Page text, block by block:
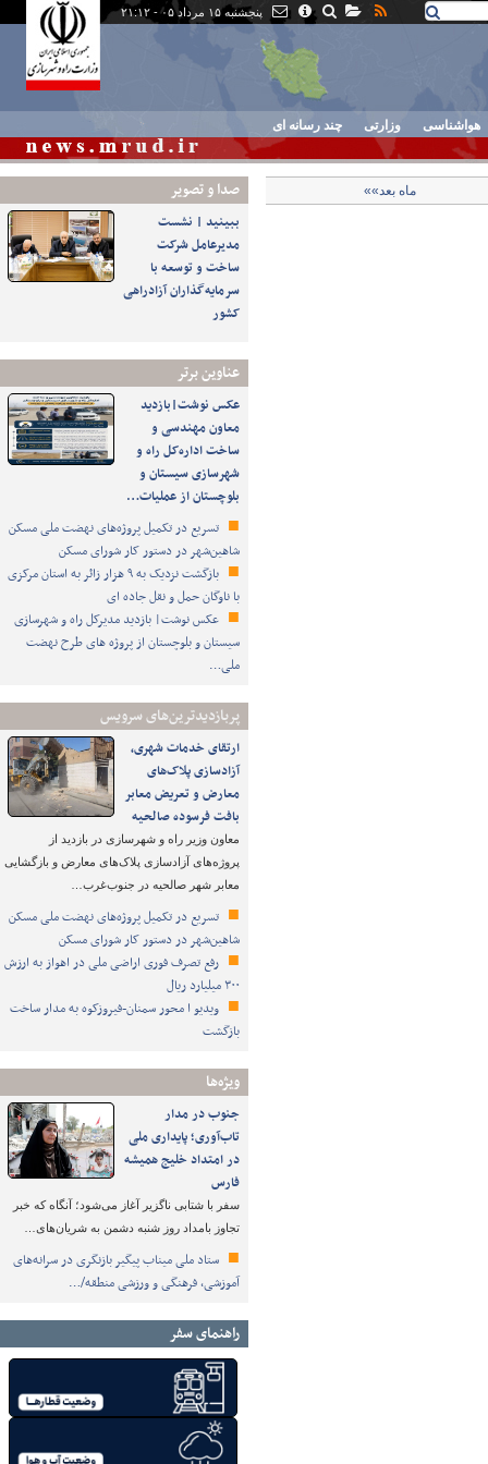
پنجشنبه ۱۵ مرداد ۰۵ - ۲۱:۱۲
هواشناسی وزارتی چند رسانه ای
صدا و تصوير
ببینید | نشست
مدیرعامل شرکت
ساخت و توسعه با
سرمایه‌گذاران آزادراهی
کشور
عناوین برتر
عکس نوشت|بازدید
معاون مهندسی و
ساخت اداره‌کل راه و
شهرسازی سیستان و
بلوچستان از عملیات…
تسریع در تکمیل پروژه‌های نهضت ملی مسکن
شاهین‌شهر در دستور کار شورای مسکن
بازگشت نزدیک به ۹ هزار زائر به استان مرکزی
با ناوگان حمل و نقل جاده ای
عکس نوشت| بازدید مدیرکل راه و شهرسازی
سیستان و بلوچستان از پروژه های طرح نهضت
ملی…
پربازدیدترین‌های سرویس
ارتقای خدمات شهری،
آزادسازی پلاک‌های
معارض و تعریض معابر
بافت فرسوده صالحیه
معاون وزیر راه و شهرسازی در بازدید از
پروژه‌های آزادسازی پلاک‌های معارض و بازگشایی
معابر شهر صالحیه در جنوب‌غرب…
تسریع در تکمیل پروژه‌های نهضت ملی مسکن
شاهین‌شهر در دستور کار شورای مسکن
رفع تصرف فوری اراضی ملی در اهواز به ارزش
۳۰۰ میلیارد ریال
ویدیو ا محور سمنان-فیروزکوه به مدار ساخت
بازگشت
ویژه‌ها
جنوب در مدار
تاب‌آوری؛ پایداری ملی
در امتداد خلیج همیشه
فارس
سفر با شتابی ناگزیر آغاز می‌شود؛ آنگاه که خبر
تجاوز بامداد روز شنبه دشمن به شریان‌های…
ستاد ملی میناب پیگیر بازنگری در سرانه‌های
آموزشی، فرهنگی و ورزشی منطقه/…
راهنمای سفر
ماه بعد»»